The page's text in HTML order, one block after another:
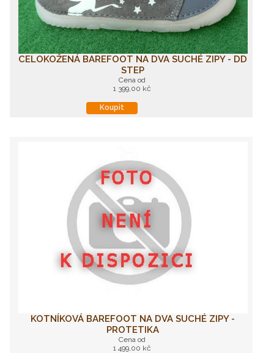
CELOKOŽENÁ BAREFOOT NA DVA SUCHÉ ZIPY - DD
STEP
Cena od
1 399,00 kč
Koupit
KOTNÍKOVÁ BAREFOOT NA DVA SUCHÉ ZIPY -
PROTETIKA
Cena od
1 499,00 kč